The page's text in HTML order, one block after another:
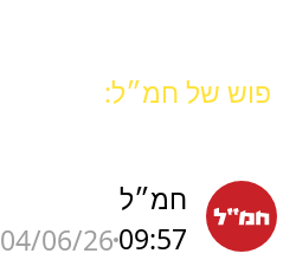
פוש של חמ״ל:
חמ״ל
09:57
04/06/26